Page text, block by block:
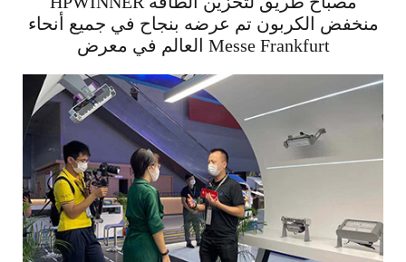
منخفض الكربون تم عرضه بنجاح في جميع أنحاء
العالم في معرض Messe Frankfurtاقرأ المزيد